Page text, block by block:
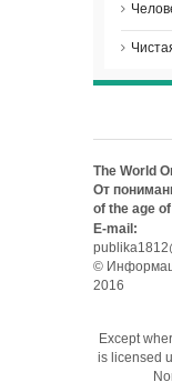
The World
От
of the age
E-mail:
©
2016
Except
is licensed